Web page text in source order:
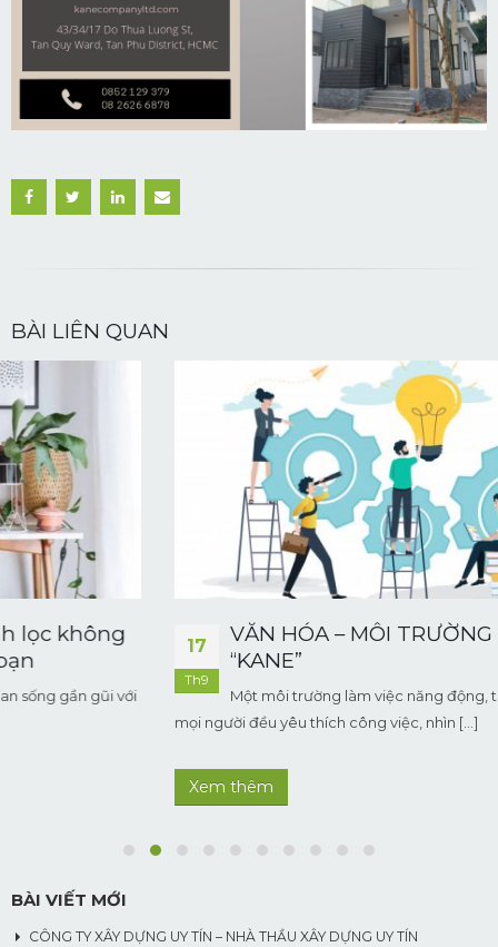
BÀI LIÊN QUAN
17
VĂN HÓA – MÔI TRƯỜNG LÀM VIỆC TẠI
Một môi trường làm việc năng động, thân thiện, vui tươi,
mọi người đều yêu thích công việc, nhìn [...]
BÀI VIẾT MỚI
CÔNG TY XÂY DỰNG UY TÍN – NHÀ THẦU XÂY DỰNG UY TÍN